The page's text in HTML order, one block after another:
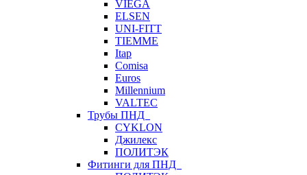
VIEGA
ELSEN
UNI-FITT
TIEMME
Itap
Comisa
Euros
Millennium
VALTEC
Трубы ПНД
CYKLON
Джилекс
ПОЛИТЭК
Фитинги для ПНД